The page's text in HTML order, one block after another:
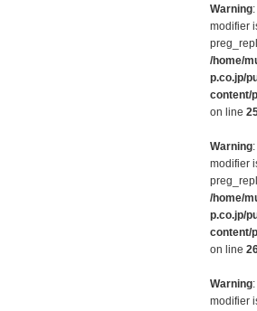
Warning
modifier
/home/
p.co.jp/
content/
on line
Warning
modifier
/home/
p.co.jp/
content/
on line
Warning
modifier